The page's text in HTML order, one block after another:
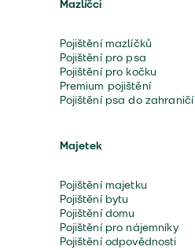
Mazlíčci
Pojištění mazlíčků
Pojištění pro psa
Pojištění pro kočku
Premium pojištění
Pojištění psa do zahraničí
Majetek
Pojištění majetku
Pojištění bytu
Pojištění domu
Pojištění pro nájemníky
Pojištění odpovědnosti